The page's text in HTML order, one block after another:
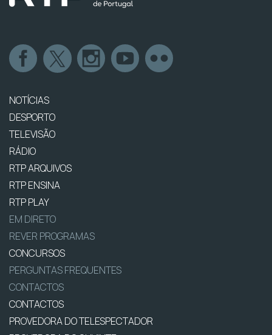
NOTÍCIAS
DESPORTO
TELEVISÃO
RÁDIO
RTP ARQUIVOS
RTP ENSINA
RTP PLAY
EM DIRETO
REVER PROGRAMAS
CONCURSOS
PERGUNTAS FREQUENTES
CONTACTOS
CONTACTOS
PROVEDORA DO TELESPECTADOR